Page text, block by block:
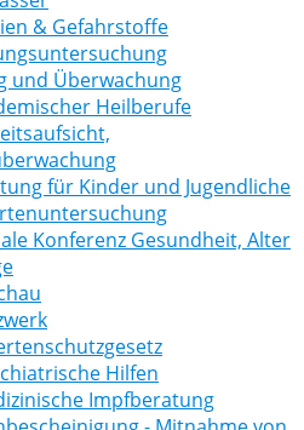
& Gefahrstoffe
und Überwachung
Heilberufe
für Kinder und Jugendliche
Konferenz Gesundheit, Alter
Hilfen
Impfberatung